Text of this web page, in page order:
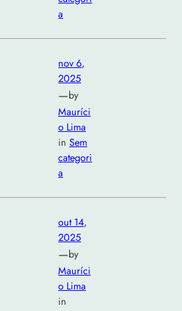
a
nov 6,
2025
—by
Mauríci
o Lima
inSem
categori
a
out 14,
2025
—by
Mauríci
o Lima
in